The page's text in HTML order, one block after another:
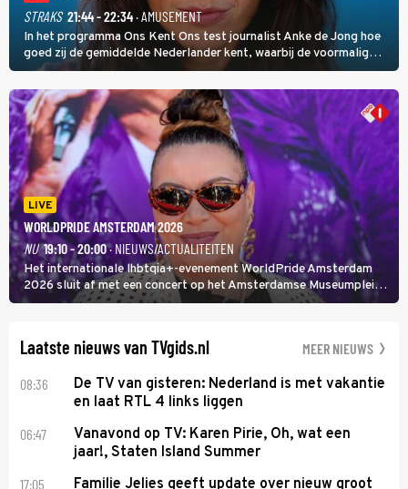
STRAKS 21:44 - 22:34· AMUSEMENT
In het programma Ons Kent Ons test journalist Anke de Jong hoe
goed zij de gemiddelde Nederlander kent, waarbij de voormalig
hoofdredacteur van modebladen Glamour en Elle het samen met
rapper Keizer opneemt tegen Edson da Graça en Marc-Marie
Huijbregts.
LIVE
WORLDPRIDE AMSTERDAM 2026
NU 19:10 - 20:00· NIEUWS/ACTUALITEITEN
Het internationale lhbtqia+-evenement WorldPride Amsterdam
2026 sluit af met een concert op het Amsterdamse Museumplein.
Anita Doth is een van de optredende artiesten. In de jaren 90
Laatste nieuws van TVgids.nl MEER NIEUWS
08:36
De TV van gisteren: Nederland is met vakantie
en laat RTL 4 links liggen
06:47
Vanavond op TV: Karen Pirie, Oh, wat een
jaar!, Staten Island Summer
17:05
Familie Jelies geeft update over nieuw groot